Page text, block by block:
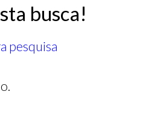
busca!
pesquisa